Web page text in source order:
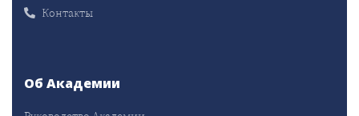
Контакты
Об Академии